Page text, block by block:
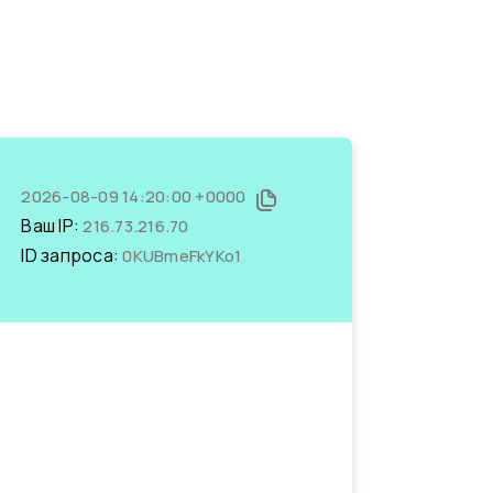
2026-08-09 14:20:00 +0000
Ваш IP:216.73.216.70
ID запроса:0KUBmeFkYKo1